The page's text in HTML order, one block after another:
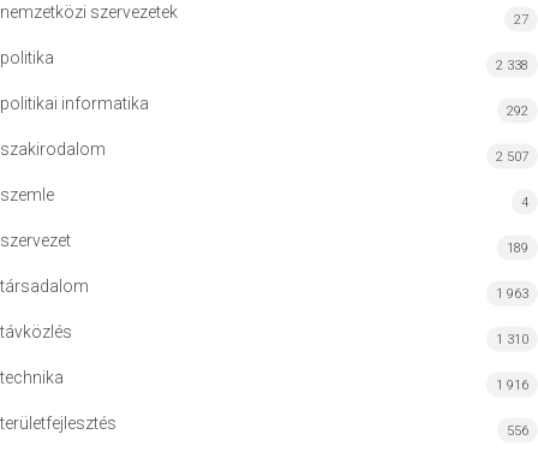
nemzetközi szervezetek 27
politika 2 338
politikai informatika 292
szakirodalom 2 507
szemle 4
szervezet 189
társadalom 1 963
távközlés 1 310
technika 1 916
területfejlesztés 556